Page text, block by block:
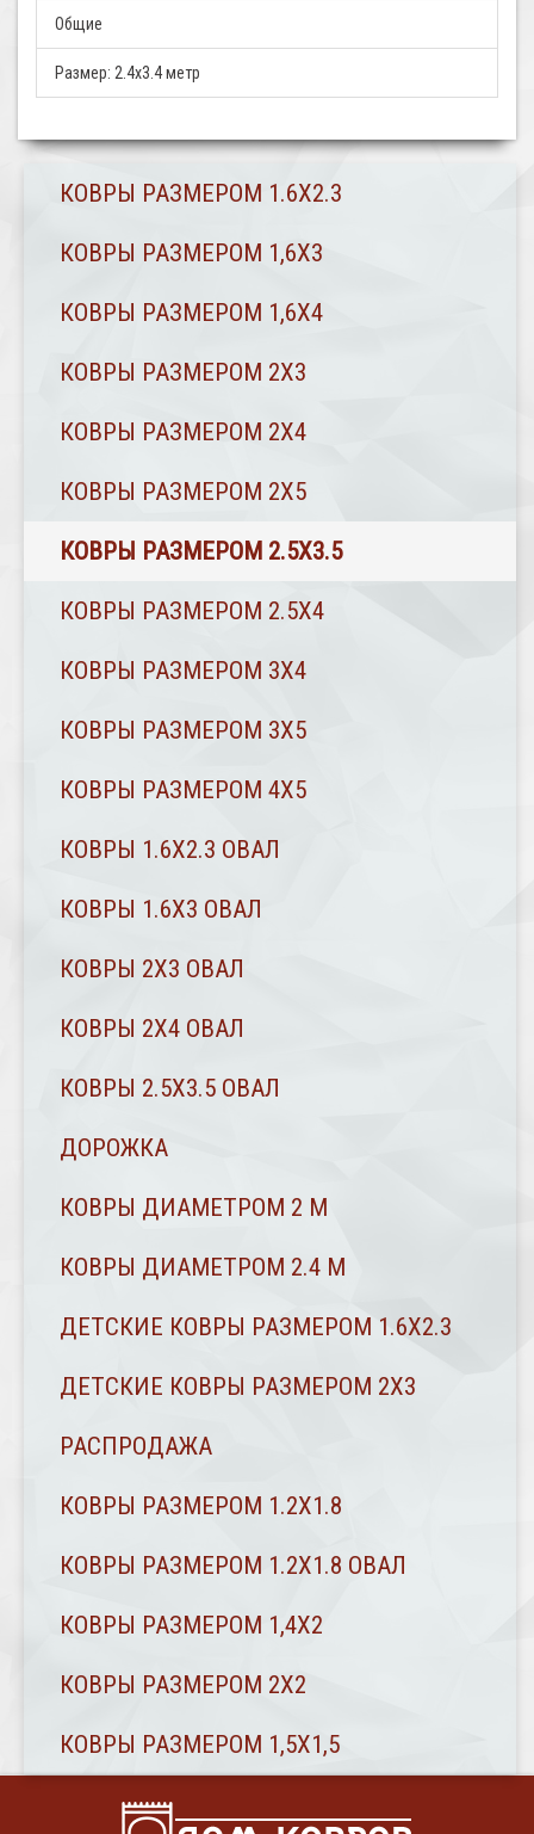
Общие
Размер: 2.4x3.4 метр
КОВРЫ РАЗМЕРОМ 1.6Х2.3
КОВРЫ РАЗМЕРОМ 1,6Х3
КОВРЫ РАЗМЕРОМ 1,6Х4
КОВРЫ РАЗМЕРОМ 2Х3
КОВРЫ РАЗМЕРОМ 2Х4
КОВРЫ РАЗМЕРОМ 2Х5
КОВРЫ РАЗМЕРОМ 2.5Х3.5
КОВРЫ РАЗМЕРОМ 2.5Х4
КОВРЫ РАЗМЕРОМ 3Х4
КОВРЫ РАЗМЕРОМ 3Х5
КОВРЫ РАЗМЕРОМ 4Х5
КОВРЫ 1.6Х2.3 ОВАЛ
КОВРЫ 1.6Х3 ОВАЛ
КОВРЫ 2X3 ОВАЛ
КОВРЫ 2Х4 ОВАЛ
КОВРЫ 2.5Х3.5 ОВАЛ
ДОРОЖКА
КОВРЫ ДИАМЕТРОМ 2 М
КОВРЫ ДИАМЕТРОМ 2.4 M
ДЕТСКИЕ КОВРЫ РАЗМЕРОМ 1.6Х2.3
ДЕТСКИЕ КОВРЫ РАЗМЕРОМ 2Х3
РАСПРОДАЖА
КОВРЫ РАЗМЕРОМ 1.2Х1.8
КОВРЫ РАЗМЕРОМ 1.2Х1.8 ОВАЛ
КОВРЫ РАЗМЕРОМ 1,4Х2
КОВРЫ РАЗМЕРОМ 2Х2
КОВРЫ РАЗМЕРОМ 1,5Х1,5